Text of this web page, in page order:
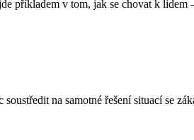
příkladem v tom, jak se chovat k lidem
na samotné řešení situací se